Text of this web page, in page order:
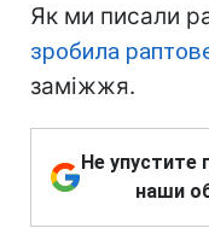
Як ми писали
зробила
заміжжя.
Не упустите
наши